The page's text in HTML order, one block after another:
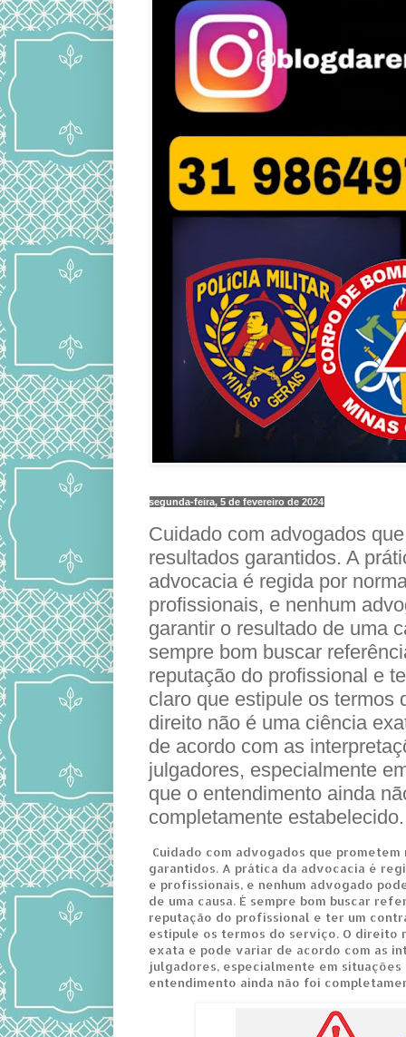
segunda-feira, 5 de fevereiro de 2024
Cuidado com advogados
resultados garantidos. A
advocacia é regida por
profissionais, e nenhum
garantir o resultado de uma
sempre bom buscar
reputação do profissional e
claro que estipule os termos
direito não é uma ciência
de acordo com as
julgadores, especialmente
que o entendimento ainda
completamente estabelecido.
Cuidado com advogados que
garantidos. A prática da advocacia é
e profissionais, e nenhum advogado
de uma causa. É sempre bom buscar
reputação do profissional e ter um
estipule os termos do serviço. O direito
exata e pode variar de acordo com as
julgadores, especialmente em situações
entendimento ainda não foi